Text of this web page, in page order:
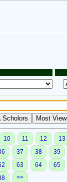
10 11 12
13
37 38
39
63 64
65
>>